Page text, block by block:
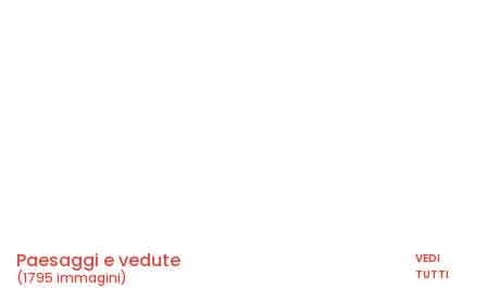
Paesaggi e vedute
(1795 immagini)
VEDI
TUTTI